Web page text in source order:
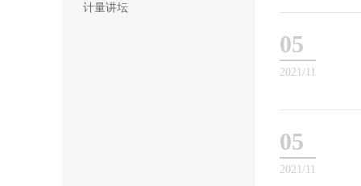
计量讲坛
05
2021/11
05
2021/11